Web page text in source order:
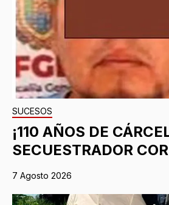
SUCESOS
¡110 AÑOS DE
SECUESTRADOR
7 Agosto 2026